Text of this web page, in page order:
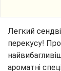
Легкий
перекусу!
ароматні